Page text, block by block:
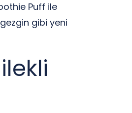
Puff ile
gibi yeni